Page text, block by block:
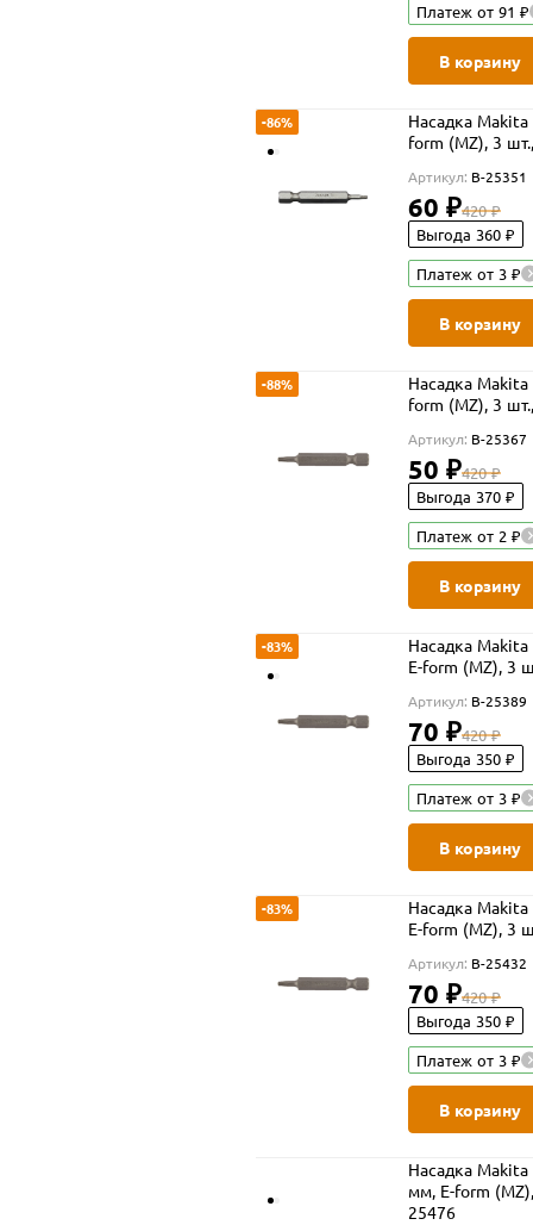
Платеж от 91 ₽
В корзину
-86%
Насадка
form (MZ), 3
Артикул: B-25351
60 ₽420 ₽
Выгода 360 ₽
Платеж от 3 ₽
В корзину
-88%
Насадка
form (MZ), 3
Артикул: B-25367
50 ₽420 ₽
Выгода 370 ₽
Платеж от 2 ₽
В корзину
-83%
Насадка
E-form (MZ), 3
Артикул: B-25389
70 ₽420 ₽
Выгода 350 ₽
Платеж от 3 ₽
В корзину
-83%
Насадка
E-form (MZ), 3
Артикул: B-25432
70 ₽420 ₽
Выгода 350 ₽
Платеж от 3 ₽
В корзину
Насадка Makita
мм, E-form
25476